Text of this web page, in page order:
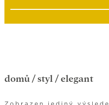
domů / styl / elegant